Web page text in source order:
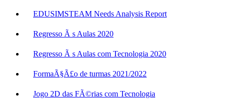
EDUSIMSTEAM Needs Analysis Report
Regresso Ã s Aulas 2020
Regresso Ã s Aulas com Tecnologia 2020
FormaÃ§Ã£o de turmas 2021/2022
Jogo 2D das FÃ©rias com Tecnologia